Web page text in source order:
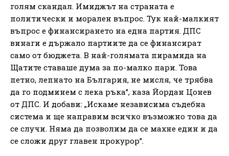
голям скандал. Имиджът на страната е
политически и морален въпрос. Тук най-малкият
въпрос е финансирането на една партия. ДПС
винаги е държало партиите да се финансират
само от бюджета. В най-голямата пирамида на
Щатите ставаше дума за по-малко пари. Това
петно, лепнато на България, не мисля, че трябва
да го подминем с лека ръка”, каза Йордан Цонев
от ДПС. И добави: „Искаме независима съдебна
система и ще направим всичко възможно това да
се случи. Няма да позволим да се махне един и да
се сложи друг главен прокурор”.